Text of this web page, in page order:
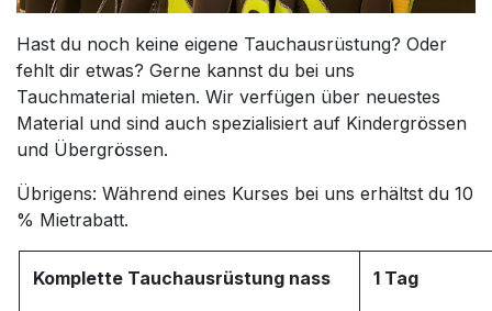
Hast du noch keine eigene Tauchausrüstung? Oder
fehlt dir etwas? Gerne kannst du bei uns
Tauchmaterial mieten. Wir verfügen über neuestes
Material und sind auch spezialisiert auf Kindergrössen
und Übergrössen.
Übrigens: Während eines Kurses bei uns erhältst du 10
% Mietrabatt.
Komplette Tauchausrüstung nass 1 Tag